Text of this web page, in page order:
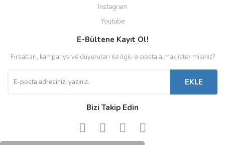
Instagram
Youtube
E-Bültene Kayıt Ol!
Fırsatları, kampanya ve duyuruları ile ilgili e-posta almak ister misiniz?
EKLE
Bizi Takip Edin